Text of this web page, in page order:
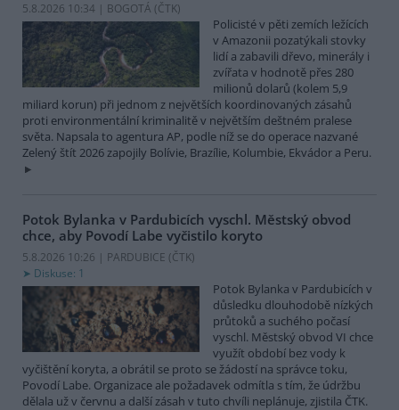
5.8.2026 10:34 | BOGOTÁ (ČTK)
Policisté v pěti zemích ležících
v Amazonii pozatýkali stovky
lidí a zabavili dřevo, minerály i
zvířata v hodnotě přes 280
milionů dolarů (kolem 5,9
miliard korun) při jednom z největších koordinovaných zásahů
proti environmentální kriminalitě v největším deštném pralese
světa. Napsala to agentura AP, podle níž se do operace nazvané
Zelený štít 2026 zapojily Bolívie, Brazílie, Kolumbie, Ekvádor a Peru.
Potok Bylanka v Pardubicích vyschl. Městský obvod
chce, aby Povodí Labe vyčistilo koryto
5.8.2026 10:26 | PARDUBICE (ČTK)
Diskuse: 1
Potok Bylanka v Pardubicích v
důsledku dlouhodobě nízkých
průtoků a suchého počasí
vyschl. Městský obvod VI chce
využít období bez vody k
vyčištění koryta, a obrátil se proto se žádostí na správce toku,
Povodí Labe. Organizace ale požadavek odmítla s tím, že údržbu
dělala už v červnu a další zásah v tuto chvíli neplánuje, zjistila ČTK.